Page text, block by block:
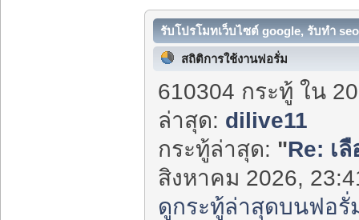
รับโปรโมทเว็บไซต์ google, รับทำ
สถิติการใช้งานฟอรั่ม
610304 กระทู้ ใน
ล่าสุด: dilive11
กระทู้ล่าสุด: "Re: เ
สิงหาคม 2026,
ดูกระทู้ล่าสุดบนฟอรั่